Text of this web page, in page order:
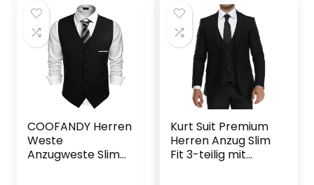
COOFANDY Herren
Weste
Anzugweste Slim
Kurt Suit Premium
Herren Anzug Slim
Fit 3-teilig mit